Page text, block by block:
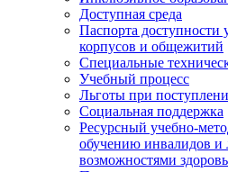
Доступная среда
Паспорта доступности
корпусов и общежитий
Специальные
Учебный процесс
Льготы при
Социальная поддержка
Ресурсный учебно-
обучению инвалидов
возможностями